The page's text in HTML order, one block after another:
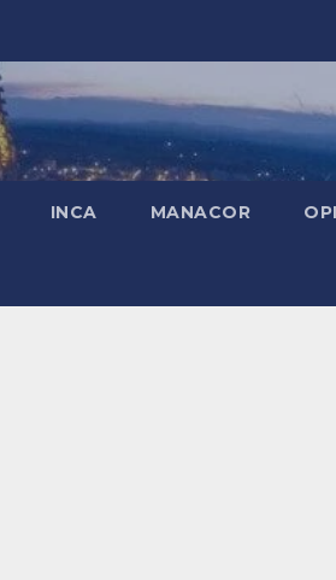
INCA MANACOR